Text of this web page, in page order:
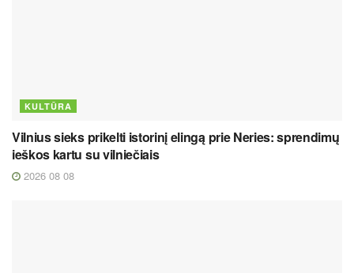
KULTŪRA
Vilnius sieks prikelti istorinį elingą prie Neries: sprendimų
ieškos kartu su vilniečiais
2026 08 08